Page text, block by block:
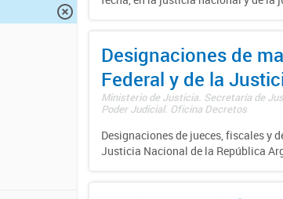
Designaciones de
Federal y de la
Ministerio de Justicia. Secretaría de
Poder Judicial. Oficina Decretos
Designaciones de jueces, fiscales y
Justicia Nacional de la República